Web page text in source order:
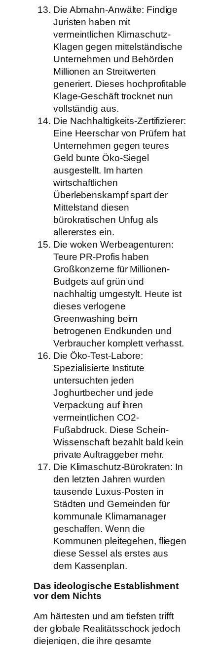
Die Abmahn-Anwälte: Findige
Juristen haben mit
vermeintlichen Klimaschutz-
Klagen gegen mittelständische
Unternehmen und Behörden
Millionen an Streitwerten
generiert. Dieses hochprofitable
Klage-Geschäft trocknet nun
vollständig aus.
Die Nachhaltigkeits-Zertifizierer:
Eine Heerschar von Prüfern hat
Unternehmen gegen teures
Geld bunte Öko-Siegel
ausgestellt. Im harten
wirtschaftlichen
Überlebenskampf spart der
Mittelstand diesen
bürokratischen Unfug als
allererstes ein.
Die woken Werbeagenturen:
Teure PR-Profis haben
Großkonzerne für Millionen-
Budgets auf grün und
nachhaltig umgestylt. Heute ist
dieses verlogene
Greenwashing beim
betrogenen Endkunden und
Verbraucher komplett verhasst.
Die Öko-Test-Labore:
Spezialisierte Institute
untersuchten jeden
Joghurtbecher und jede
Verpackung auf ihren
vermeintlichen CO2-
Fußabdruck. Diese Schein-
Wissenschaft bezahlt bald kein
private Auftraggeber mehr.
Die Klimaschutz-Bürokraten: In
den letzten Jahren wurden
tausende Luxus-Posten in
Städten und Gemeinden für
kommunale Klimamanager
geschaffen. Wenn die
Kommunen pleitegehen, fliegen
diese Sessel als erstes aus
dem Kassenplan.
Das ideologische Establishment
vor dem Nichts
Am härtesten und am tiefsten trifft
der globale Realitätsschock jedoch
diejenigen, die ihre gesamte